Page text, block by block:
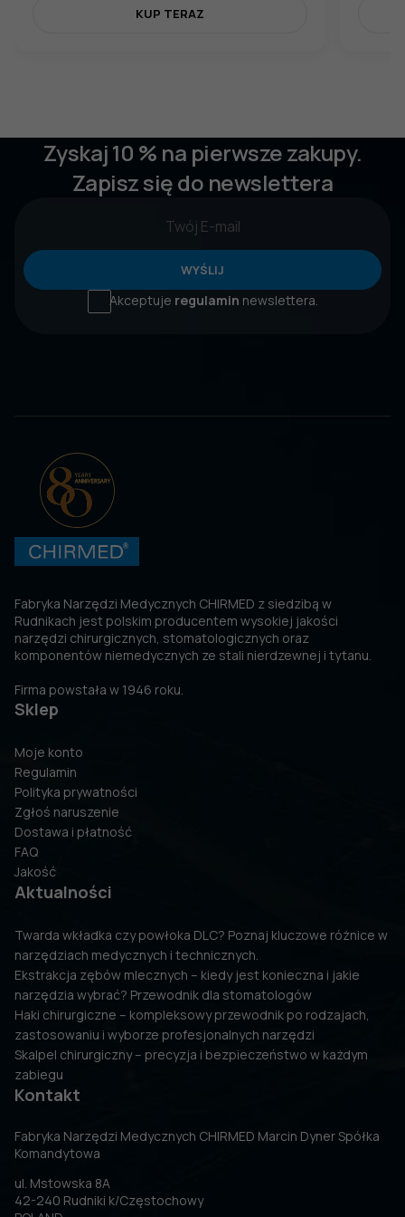
KUP TERAZ
Zyskaj 10 % na pierwsze zakupy.
Zapisz się do newslettera
WYŚLIJ
Akceptuje regulamin newslettera.
Fabryka Narzędzi Medycznych CHIRMED z siedzibą w
Rudnikach jest polskim producentem wysokiej jakości
narzędzi chirurgicznych, stomatologicznych oraz
komponentów niemedycznych ze stali nierdzewnej i tytanu.
Firma powstała w 1946 roku.
Sklep
Moje konto
Regulamin
Polityka prywatności
Zgłoś naruszenie
Dostawa i płatność
FAQ
Jakość
Aktualności
Twarda wkładka czy powłoka DLC? Poznaj kluczowe różnice w
narzędziach medycznych i technicznych.
Ekstrakcja zębów mlecznych – kiedy jest konieczna i jakie
narzędzia wybrać? Przewodnik dla stomatologów
Haki chirurgiczne – kompleksowy przewodnik po rodzajach,
zastosowaniu i wyborze profesjonalnych narzędzi
Skalpel chirurgiczny – precyzja i bezpieczeństwo w każdym
zabiegu
Kontakt
Fabryka Narzędzi Medycznych CHIRMED Marcin Dyner Spółka
Komandytowa
ul. Mstowska 8A
42-240 Rudniki k/Częstochowy